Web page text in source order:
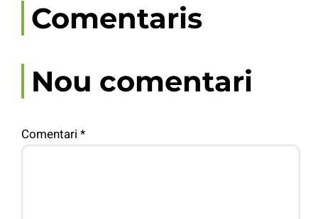
Comentaris
Nou comentari
Comentari *